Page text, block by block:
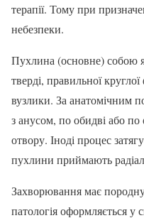
терапії. Тому при
небезпеки.
Пухлина (основне) собою
тверді, правильної
вузлики. За анатомічним
з анусом, по обидві або по
отвору. Іноді процес
пухлини приймають
Захворювання має
патологія оформляється у